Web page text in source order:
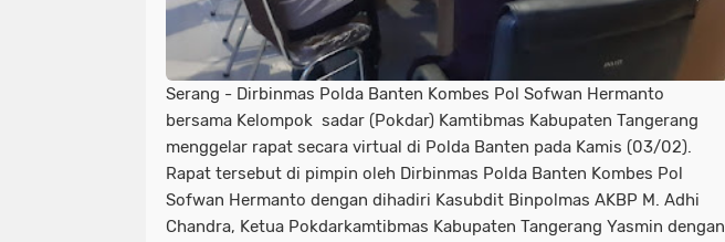
Serang - Dirbinmas Polda Banten Kombes Pol Sofwan Hermanto
bersama Kelompok sadar (Pokdar) Kamtibmas Kabupaten Tangerang
menggelar rapat secara virtual di Polda Banten pada Kamis (03/02).
Rapat tersebut di pimpin oleh Dirbinmas Polda Banten Kombes Pol
Sofwan Hermanto dengan dihadiri Kasubdit Binpolmas AKBP M. Adhi
Chandra, Ketua Pokdarkamtibmas Kabupaten Tangerang Yasmin dengan